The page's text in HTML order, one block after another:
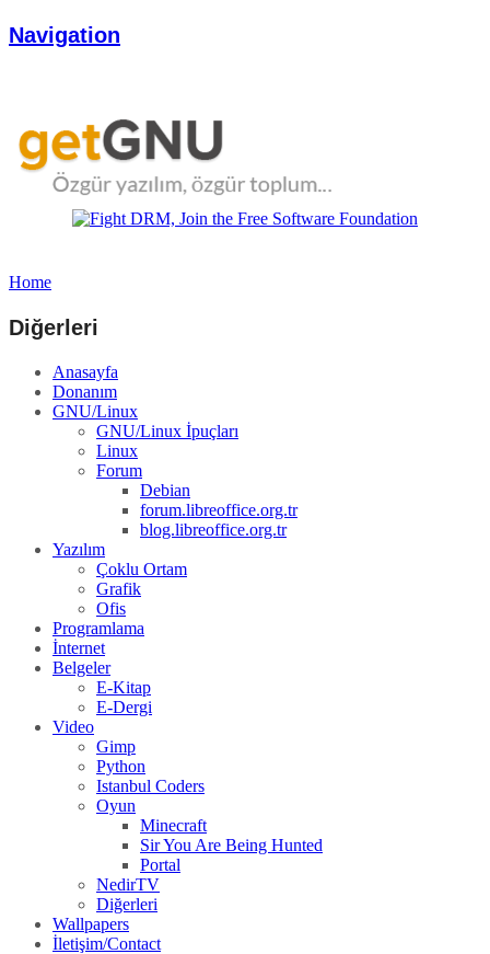
Navigation
Home
Diğerleri
Anasayfa
Donanım
GNU/Linux
GNU/Linux İpuçları
Linux
Forum
Debian
forum.libreoffice.org.tr
blog.libreoffice.org.tr
Yazılım
Çoklu Ortam
Grafik
Ofis
Programlama
İnternet
Belgeler
E-Kitap
E-Dergi
Video
Gimp
Python
Istanbul Coders
Oyun
Minecraft
Sir You Are Being Hunted
Portal
NedirTV
Diğerleri
Wallpapers
İletişim/Contact